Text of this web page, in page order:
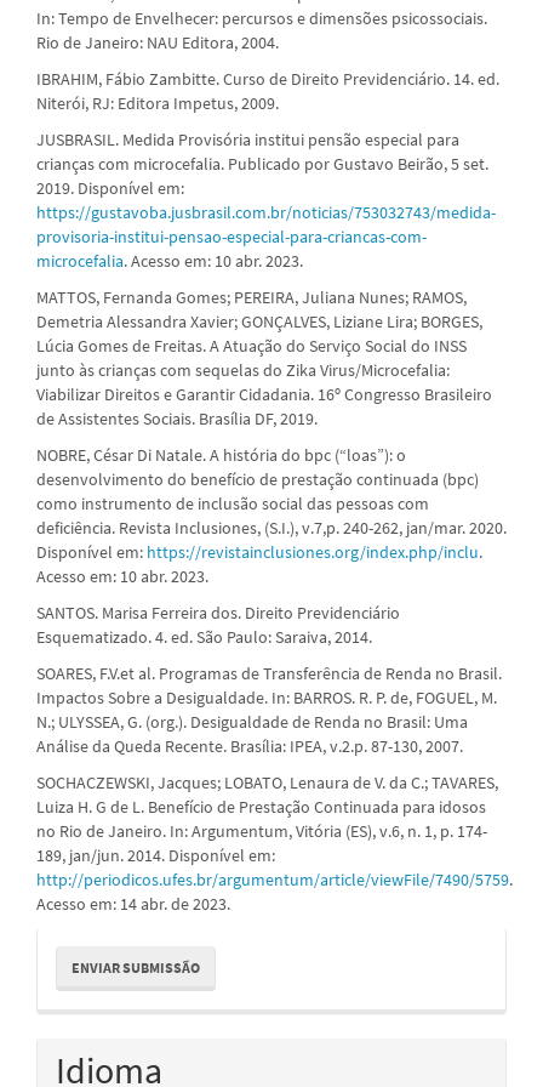
In: Tempo de Envelhecer: percursos e dimensões psicossociais.
Rio de Janeiro: NAU Editora, 2004.
IBRAHIM, Fábio Zambitte. Curso de Direito Previdenciário. 14. ed.
Niterói, RJ: Editora Impetus, 2009.
JUSBRASIL. Medida Provisória institui pensão especial para
crianças com microcefalia. Publicado por Gustavo Beirão, 5 set.
2019. Disponível em:
https://gustavoba.jusbrasil.com.br/noticias/753032743/medida-
provisoria-institui-pensao-especial-para-criancas-com-
microcefalia. Acesso em: 10 abr. 2023.
MATTOS, Fernanda Gomes; PEREIRA, Juliana Nunes; RAMOS,
Demetria Alessandra Xavier; GONÇALVES, Liziane Lira; BORGES,
Lúcia Gomes de Freitas. A Atuação do Serviço Social do INSS
junto às crianças com sequelas do Zika Virus/Microcefalia:
Viabilizar Direitos e Garantir Cidadania. 16º Congresso Brasileiro
de Assistentes Sociais. Brasília DF, 2019.
NOBRE, César Di Natale. A história do bpc (“loas”): o
desenvolvimento do benefício de prestação continuada (bpc)
como instrumento de inclusão social das pessoas com
deficiência. Revista Inclusiones, (S.I.), v.7,p. 240-262, jan/mar. 2020.
Disponível em: https://revistainclusiones.org/index.php/inclu.
Acesso em: 10 abr. 2023.
SANTOS. Marisa Ferreira dos. Direito Previdenciário
Esquematizado. 4. ed. São Paulo: Saraiva, 2014.
SOARES, F.V.et al. Programas de Transferência de Renda no Brasil.
Impactos Sobre a Desigualdade. In: BARROS. R. P. de, FOGUEL, M.
N.; ULYSSEA, G. (org.). Desigualdade de Renda no Brasil: Uma
Análise da Queda Recente. Brasília: IPEA, v.2.p. 87-130, 2007.
SOCHACZEWSKI, Jacques; LOBATO, Lenaura de V. da C.; TAVARES,
Luiza H. G de L. Benefício de Prestação Continuada para idosos
no Rio de Janeiro. In: Argumentum, Vitória (ES), v.6, n. 1, p. 174-
189, jan/jun. 2014. Disponível em:
http://periodicos.ufes.br/argumentum/article/viewFile/7490/5759.
Acesso em: 14 abr. de 2023.
Enviar
Submissão
ENVIAR SUBMISSÃO
Idioma